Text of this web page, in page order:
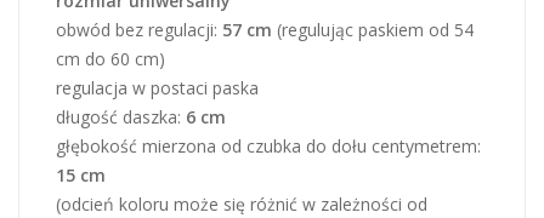
obwód bez regulacji: 57 cm (regulując paskiem od 54
cm do 60 cm)
regulacja w postaci paska
długość daszka: 6 cm
głębokość mierzona od czubka do dołu centymetrem:
15 cm
(odcień koloru może się różnić w zależności od